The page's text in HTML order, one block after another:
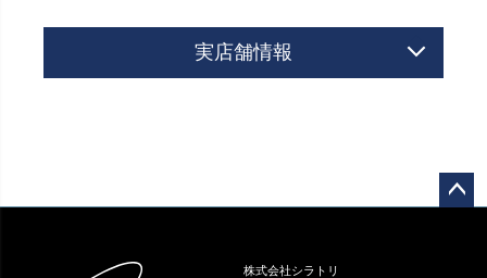
実店舗情報
株式会社シラトリ